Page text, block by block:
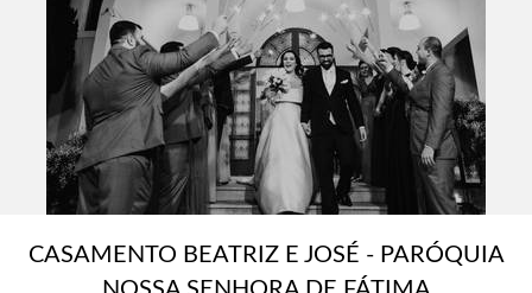
CASAMENTO BEATRIZ E JOSÉ - PARÓQUIA